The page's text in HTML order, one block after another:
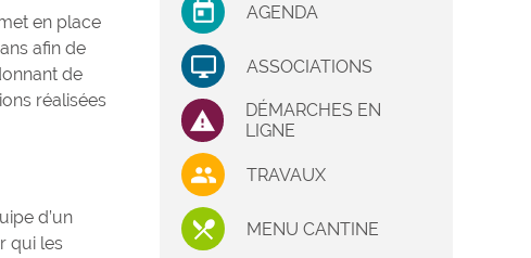
en place
afin de
de
réalisées
d’un
qui les
AGENDA
ASSOCIATIONS
DÉMARCHES EN
LIGNE
TRAVAUX
MENU CANTINE